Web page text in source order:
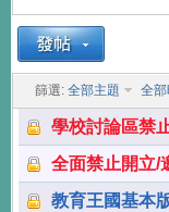
教育› ›
篩選: 全部主題 全部
學校討論區禁
全面禁止開立/
教育王國基本